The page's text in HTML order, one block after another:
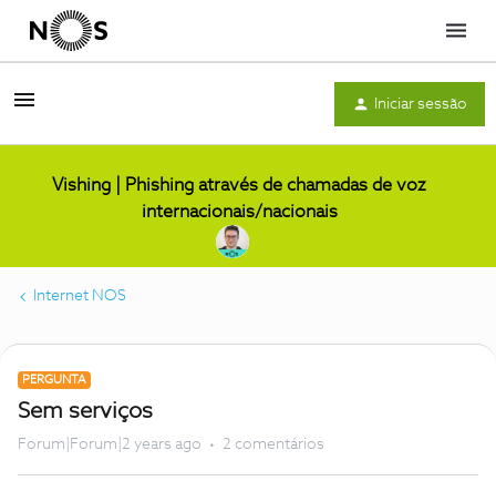
Menu
Iniciar sessão
Vishing | Phishing através de chamadas de voz
internacionais/nacionais
Internet NOS
PERGUNTA
Sem serviços
Forum|Forum|2 years ago 2 comentários